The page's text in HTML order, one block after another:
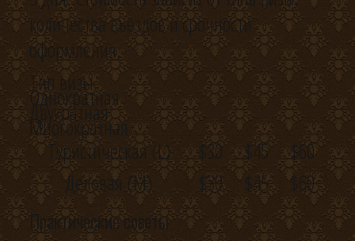
количества въездов и срочности
оформления.
Тип визы
Однократная
Двукратная
Многократная
Туристическая (L)
$30 $45
$60
Деловая (M)
$30 $45 $60
Практические советы